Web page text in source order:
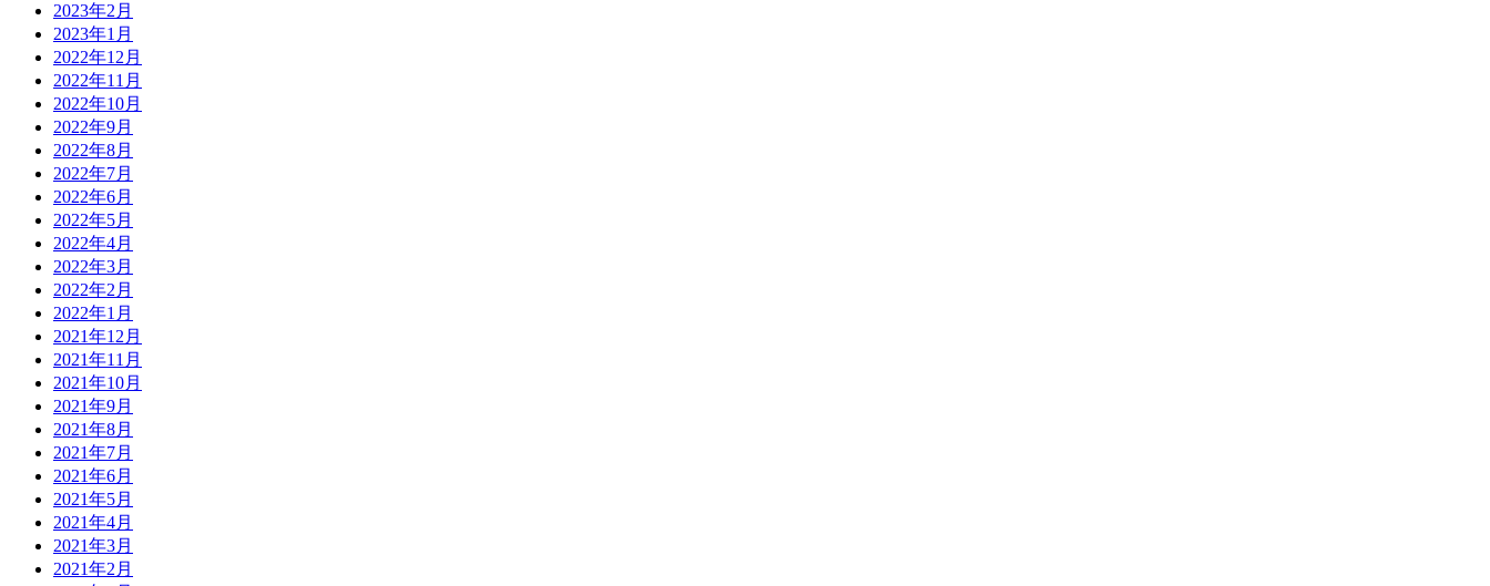
2023年2月
2023年1月
2022年12月
2022年11月
2022年10月
2022年9月
2022年8月
2022年7月
2022年6月
2022年5月
2022年4月
2022年3月
2022年2月
2022年1月
2021年12月
2021年11月
2021年10月
2021年9月
2021年8月
2021年7月
2021年6月
2021年5月
2021年4月
2021年3月
2021年2月